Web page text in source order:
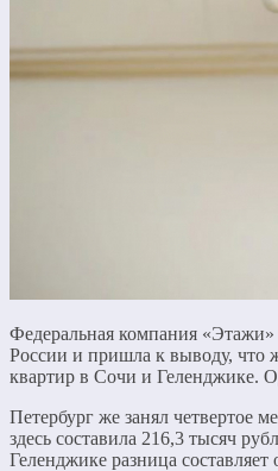
Федеральная компания
России и пришла к выводу, что
квартир в Сочи и Геленджике.
Петербург же занял четвертое
здесь составила 216,3 тысяч
Геленджике разница